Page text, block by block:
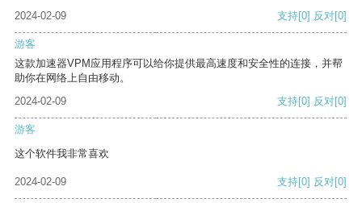
2024-02-09
支持[0] 反对[0]
游客
这款加速器VPM应用程序可以给你提供最高速度和安全性的连接，并帮
助你在网络上自由移动。
2024-02-09
支持[0] 反对[0]
游客
这个软件我非常喜欢
2024-02-09 支持[0] 反对[0]